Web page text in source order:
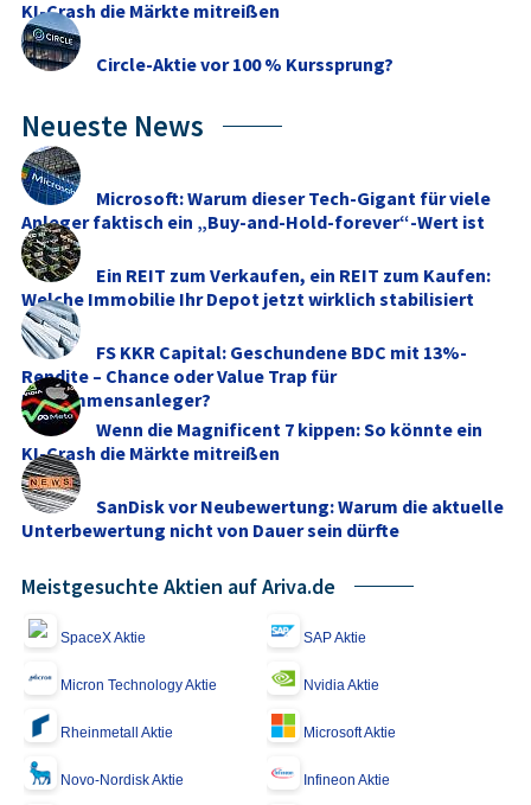
KI-Crash die Märkte mitreißen
Circle-Aktie vor 100 % Kurssprung?
Neueste News
Microsoft: Warum dieser Tech-Gigant für viele
Anleger faktisch ein „Buy-and-Hold-forever“-Wert ist
Ein REIT zum Verkaufen, ein REIT zum Kaufen:
Welche Immobilie Ihr Depot jetzt wirklich stabilisiert
FS KKR Capital: Geschundene BDC mit 13%-
Rendite – Chance oder Value Trap für
Einkommensanleger?
Wenn die Magnificent 7 kippen: So könnte ein
KI-Crash die Märkte mitreißen
SanDisk vor Neubewertung: Warum die aktuelle
Unterbewertung nicht von Dauer sein dürfte
Meistgesuchte Aktien auf Ariva.de
SpaceX Aktie SAP Aktie
Micron Technology Aktie Nvidia Aktie
Rheinmetall Aktie Microsoft Aktie
Novo-Nordisk Aktie Infineon Aktie